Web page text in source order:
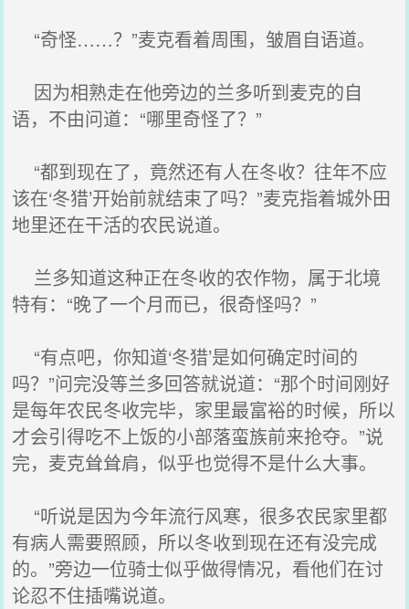
“奇怪……？”麦克看着周围，皱眉自语道。
因为相熟走在他旁边的兰多听到麦克的自
语，不由问道：“哪里奇怪了？”
“都到现在了，竟然还有人在冬收？往年不应
该在‘冬猎’开始前就结束了吗？”麦克指着城外田
地里还在干活的农民说道。
兰多知道这种正在冬收的农作物，属于北境
特有：“晚了一个月而已，很奇怪吗？”
“有点吧，你知道‘冬猎’是如何确定时间的
吗？”问完没等兰多回答就说道：“那个时间刚好
是每年农民冬收完毕，家里最富裕的时候，所以
才会引得吃不上饭的小部落蛮族前来抢夺。”说
完，麦克耸耸肩，似乎也觉得不是什么大事。
“听说是因为今年流行风寒，很多农民家里都
有病人需要照顾，所以冬收到现在还有没完成
的。”旁边一位骑士似乎做得情况，看他们在讨
论忍不住插嘴说道。